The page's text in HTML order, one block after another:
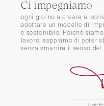
Ci impegniamo
ogni giorno a creare e
adottare un modello di
e sostenibile. Poichè
lavoro, sappiamo di poter
senza smarrire il senso del